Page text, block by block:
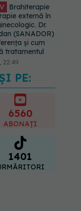
Brahiterapie
externă în
Dr.
(SANADOR)
și cum
tratamentul
22:49
4 efecte
grave
PE:
6560
ABONAȚI
1401